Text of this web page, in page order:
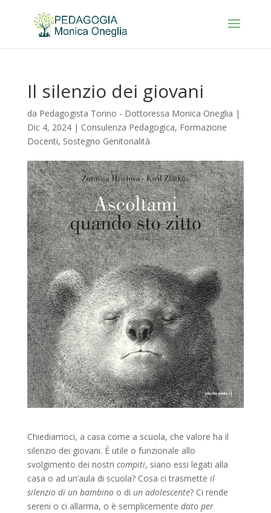
Il silenzio dei giovani
da Pedagogista Torino - Dottoressa Monica Oneglia |
Dic 4, 2024| Consulenza Pedagogica, Formazione
Docenti, Sostegno Genitorialità
Chiediamoci, a casa come a scuola, che valore ha il
silenzio dei giovani. È utile o funzionale allo
svolgimento dei nostri compiti, siano essi legati alla
casa o ad un’aula di scuola? Cosa ci trasmette il
silenzio di un bambinoo di un adolescente? Ci rende
sereni o ci allarma, o è semplicemente dato per